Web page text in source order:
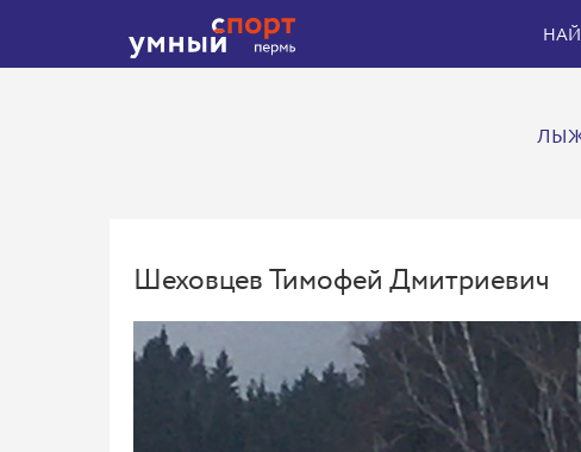
Шеховцев Тимофей Дмитриевич